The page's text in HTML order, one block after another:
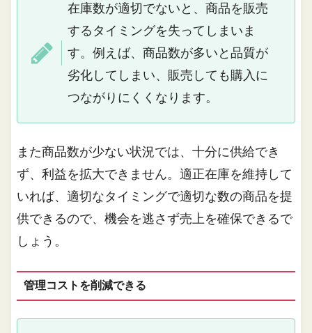
在庫数が適切でないと、商品を販売
するタイミングを失ってしまいま
す。例えば、商品数が多いと品質が
劣化してしまい、販売しても購入に
つながりにくくなります。
また商品数が少ない状況では、十分に供給でき
ず、利益を拡大できません。適正在庫を維持して
いれば、適切なタイミングで適切な数の商品を提
供できるので、機会を逃さず売上を確保できるで
しょう。
管理コストを削減できる